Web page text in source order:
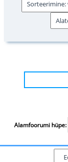
Alamfoorumi hüpe: